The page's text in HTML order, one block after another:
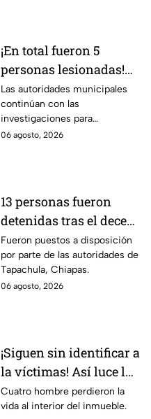
¡En total fueron 5
personas lesionadas!
Esto sabemos sobre el
estado de salud de los
afectados en la
Estación Delta en León
Las autoridades municipales
continúan con las
investigaciones para
esclarecer el hecho.
06 agosto, 2026
13 personas fueron
detenidas tras el deceso
de un menor; esto
sabemos
Fueron puestos a disposición
por parte de las autoridades de
Tapachula, Chiapas.
06 agosto, 2026
¡Siguen sin identificar a
la víctimas! Así luce la
zona tras una fuerte
3xplosión una pensión
Cuatro hombre perdieron la
vida al interior del inmueble.